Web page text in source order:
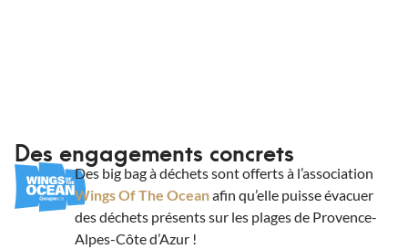
Des engagements concrets
Des big bag à déchets sont offerts à l’association
Wings Of The Oceanafin qu’elle puisse évacuer
des déchets présents sur les plages de Provence-
Alpes-Côte d’Azur !